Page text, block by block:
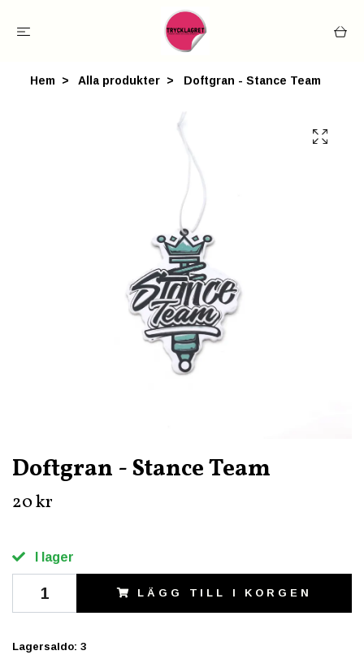
Hem Alla produkter Doftgran - Stance Team
Doftgran - Stance Team
20 kr
I lager
LÄGG TILL I KORGEN
Lagersaldo: 3